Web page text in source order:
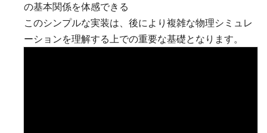
の基本関係を体感できる
このシンプルな実装は、後により複雑な物理シミュレ
ーションを理解する上での重要な基礎となります。